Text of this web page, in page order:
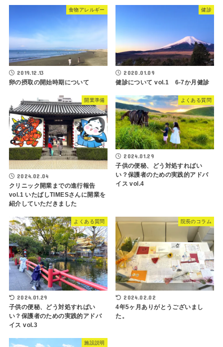
食物アレルギー
2019.12.13
卵の摂取の開始時期について
健診
2020.01.09
健診について vol.1 6-7か月健診
開業準備
2024.02.04
クリニック開業までの進行報告
vol.1 いたばしTIMESさんに開業を
紹介していただきました
よくある質問
2024.01.29
子供の便秘、どう対処すればい
い？保護者のための実践的アドバ
イス vol.4
よくある質問
2024.01.29
子供の便秘、どう対処すればい
い？保護者のための実践的アドバ
イス vol.3
院長のコラム
2024.02.02
4年5ヶ月ありがとうございまし
た。
施設説明